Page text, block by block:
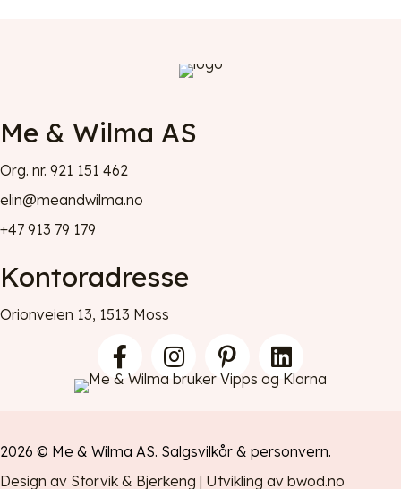
Me & Wilma AS
Org. nr. 921 151 462
elin@meandwilma.no
+47 913 79 179
Kontoradresse
Orionveien 13, 1513 Moss
2026 © Me & Wilma AS. Salgsvilkår & personvern.
Design av Storvik & Bjerkeng | Utvikling av bwod.no